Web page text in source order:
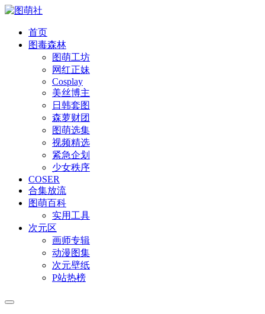
首页
图毒森林
图萌工坊
网红正妹
Cosplay
美丝博主
日韩套图
森萝财团
图萌选集
视频精选
紧急企划
少女秩序
COSER
合集放流
图萌百科
实用工具
次元区
画师专辑
动漫图集
次元壁纸
P站热榜